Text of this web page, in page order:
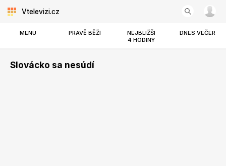
Vtelevizi.cz
MENU PRÁVĚ BĚŽÍ
NEJBLIŽŠÍ
4 HODINY
DNES VEČER
Slovácko sa nesúdí